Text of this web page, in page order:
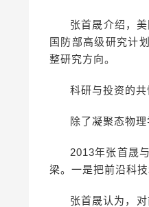
张首晟介绍，
国防部高级研究计
整研究方向。
科研与投资的
除了凝聚态物
2013年张首晟
梁。一是把前沿科
张首晟认为，